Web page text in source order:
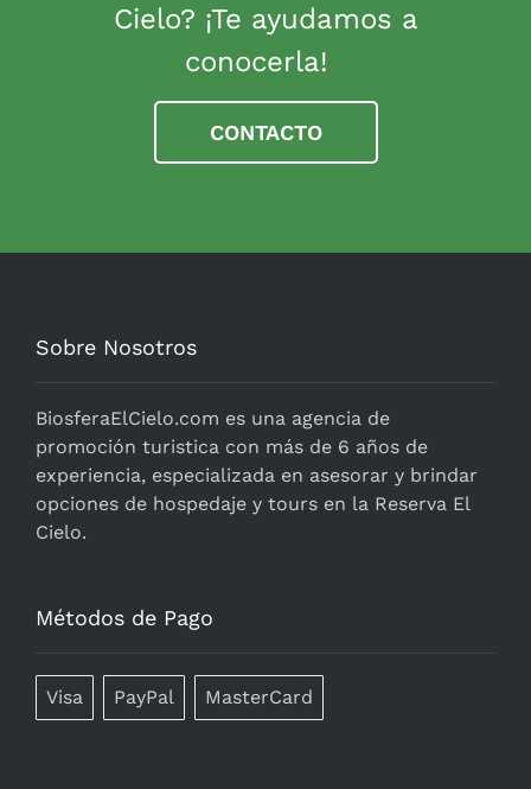
Cielo? ¡Te ayudamos a
conocerla!
CONTACTO
Sobre Nosotros
BiosferaElCielo.com es una agencia de
promoción turistica con más de 6 años de
experiencia, especializada en asesorar y brindar
opciones de hospedaje y tours en la Reserva El
Cielo.
Métodos de Pago
Visa PayPal MasterCard